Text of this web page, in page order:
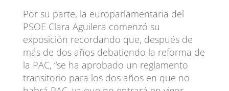
Por su parte, la europarlamentaria del
PSOE Clara Aguilera comenzó su
exposición recordando que, después de
más de dos años debatiendo la reforma de
la PAC, “se ha aprobado un reglamento
transitorio para los dos años en que no